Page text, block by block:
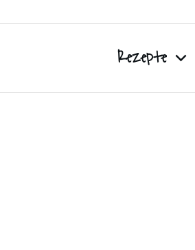
Rezepte